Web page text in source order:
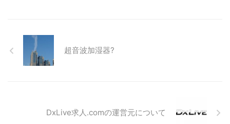
超音波加湿器?
DxLive求人.comの運営元について